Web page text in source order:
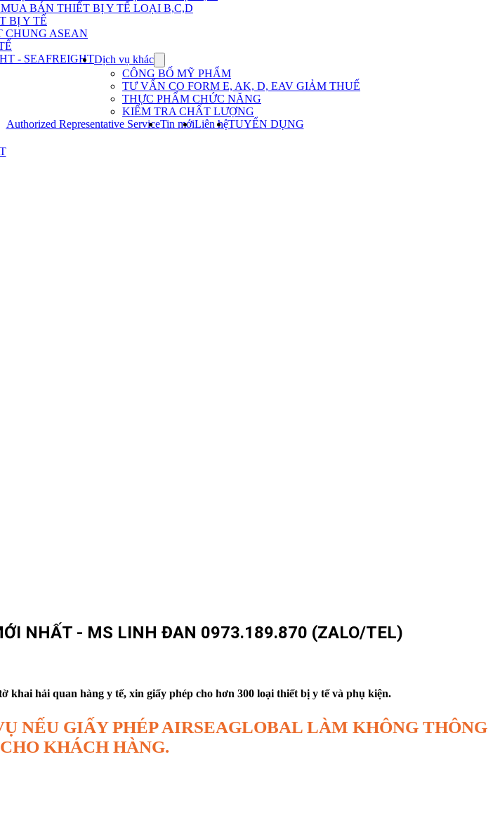
BÁN THIẾT BỊ Y TẾ LOẠI B,C,D
BỊ Y TẾ
CHUNG ASEAN
- SEAFREIGHTDịch vụ khác
submenu
for
Dịch
vụ
khác
CÔNG BỐ MỸ PHẨM
TƯ VẤN CO FORM E, AK, D, EAV GIẢM THUẾ
THỰC PHẨM CHỨC NĂNG
KIỂM TRA CHẤT LƯỢNG
Authorized Representative ServiceTin mớiLiên hệTUYỂN DỤNG
NHẤT - MS LINH ĐAN 0973.189.870 (ZALO/TEL)
khai hải quan hàng y tế, xin giấy phép cho hơn 300 loại thiết bị y tế và phụ kiện.
NẾU GIẤY PHÉP AIRSEAGLOBAL LÀM KHÔNG THÔNG
KHÁCH HÀNG.